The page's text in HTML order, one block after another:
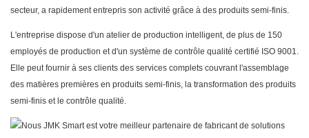
secteur, a rapidement entrepris son activité grâce à des produits semi-finis.
L'entreprise dispose d'un atelier de production intelligent, de plus de 150
employés de production et d'un système de contrôle qualité certifié ISO 9001.
Elle peut fournir à ses clients des services complets couvrant l'assemblage
des matières premières en produits semi-finis, la transformation des produits
semi-finis et le contrôle qualité.